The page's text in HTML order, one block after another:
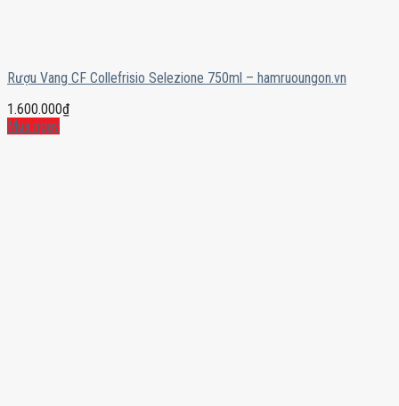
Rượu Vang CF Collefrisio Selezione 750ml – hamruoungon.vn
1.600.000₫
Mua ngay